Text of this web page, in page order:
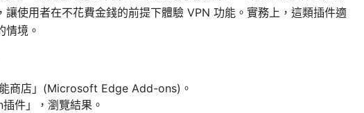
使用者在不花費金錢的前提下體驗 VPN 功能。實務上，這類插件適
情境。
商店」(Microsoft Edge Add-ons)。
件」，瀏覽結果。